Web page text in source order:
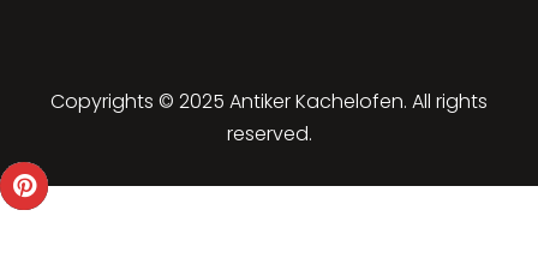
Copyrights © 2025 Antiker Kachelofen. All rights
reserved.